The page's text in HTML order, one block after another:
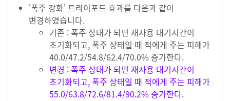
'폭주 강화' 트라이포드 효과를 다음과 같이
변경하였습니다.
기존 : 폭주 상태가 되면 재사용 대기시간이
초기화되고, 폭주 상태일 때 적에게 주는 피해가
40.0/47.2/54.8/62.4/70.0% 증가한다.
변경 : 폭주 상태가 되면 재사용 대기시간이
초기화되고, 폭주 상태일 때 적에게 주는 피해가
55.0/63.8/72.6/81.4/90.2% 증가한다.